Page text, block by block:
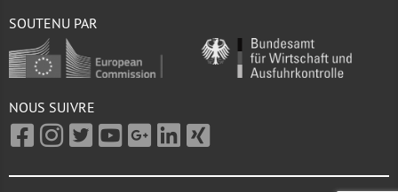
SOUTENU PAR
NOUS SUIVRE